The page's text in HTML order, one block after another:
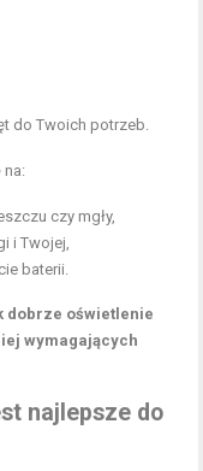
do Twoich potrzeb.
czy mgły,
i Twojej,
baterii.
dobrze oświetlenie
wymagających
najlepsze do